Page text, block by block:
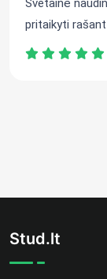
Svetainė
pritaikyti
Stud.lt